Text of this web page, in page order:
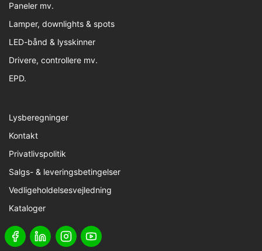
Paneler mv.
Lamper, downlights & spots
LED-bånd & lysskinner
Drivere, controllere mv.
EPD.
Lysberegninger
Kontakt
Privatlivspolitik
Salgs- & leveringsbetingelser
Vedligeholdelsesvejledning
Kataloger